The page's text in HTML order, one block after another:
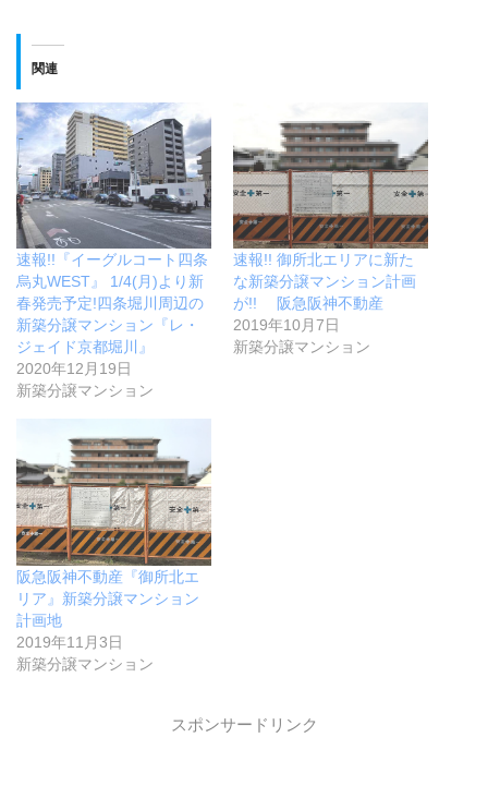
関連
速報!!『イーグルコート四条
烏丸WEST』 1/4(月)より新
春発売予定!四条堀川周辺の
新築分譲マンション『レ・
ジェイド京都堀川』
2020年12月19日
新築分譲マンション
速報!! 御所北エリアに新た
な新築分譲マンション計画
が!! 阪急阪神不動産
2019年10月7日
新築分譲マンション
阪急阪神不動産『御所北エ
リア』新築分譲マンション
計画地
2019年11月3日
新築分譲マンション
スポンサードリンク